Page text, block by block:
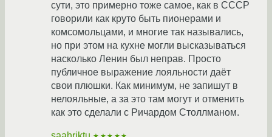
сути, это примерно тоже самое, как в СССР
говорили как круто быть пионерами и
комсомольцами, и многие так назывались,
но при этом на кухне могли высказываться
насколько Ленин был неправ. Просто
публичное выражение лояльности даёт
свои плюшки. Как минимум, не запишут в
нелояльные, а за это там могут и отменить
как это сделали с Ричардом Столлманом.